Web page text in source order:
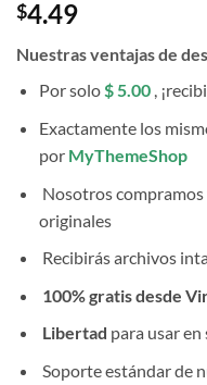
$4.49
Nuestras ventajas de
Por solo$ 5.00,
Exactamente los
por MyThemeShop
Nosotros compramos
originales
Recibirás archivos
100% gratis desde
Libertad para usar
Soporte estándar de